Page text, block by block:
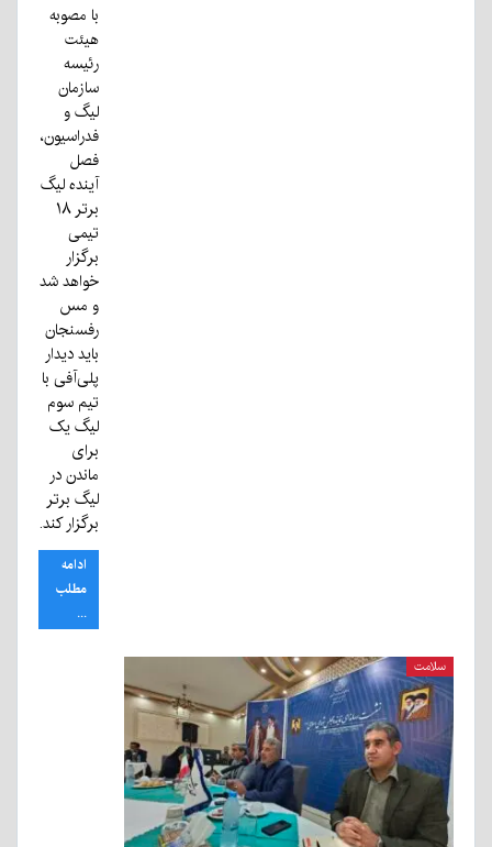
با مصوبه
هیئت
رئیسه
سازمان
لیگ و
فدراسیون،
فصل
آینده لیگ
برتر ۱۸
تیمی
برگزار
خواهد شد
و مس
رفسنجان
باید دیدار
پلی‌آفی با
تیم سوم
لیگ یک
برای
ماندن در
لیگ برتر
برگزار کند.
ادامه
مطلب
...
سلامت